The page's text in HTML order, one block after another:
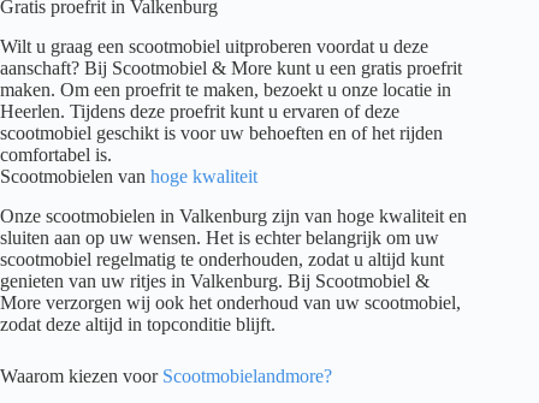
Gratis proefrit in Valkenburg
Wilt u graag een scootmobiel uitproberen voordat u deze
aanschaft? Bij Scootmobiel & More kunt u een gratis proefrit
maken. Om een proefrit te maken, bezoekt u onze locatie in
Heerlen. Tijdens deze proefrit kunt u ervaren of deze
scootmobiel geschikt is voor uw behoeften en of het rijden
comfortabel is.
Scootmobielen van hoge kwaliteit
Onze scootmobielen in Valkenburg zijn van hoge kwaliteit en
sluiten aan op uw wensen. Het is echter belangrijk om uw
scootmobiel regelmatig te onderhouden, zodat u altijd kunt
genieten van uw ritjes in Valkenburg. Bij Scootmobiel &
More verzorgen wij ook het onderhoud van uw scootmobiel,
zodat deze altijd in topconditie blijft.
Waarom kiezen voor Scootmobielandmore?